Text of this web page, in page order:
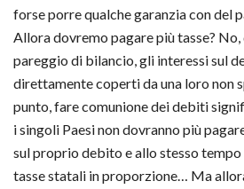
forse porre qualche garanzia con
Allora dovremo pagare più tasse?
pareggio di bilancio, gli interessi sul
direttamente coperti da una loro non
punto, fare comunione dei debiti
i singoli Paesi non dovranno più
sul proprio debito e allo stesso
tasse statali in proporzione… Ma